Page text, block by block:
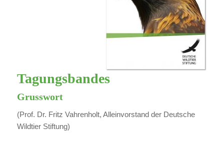
Tagungsbandes
Grusswort
(Prof. Dr. Fritz Vahrenholt, Alleinvorstand der Deutsche
Wildtier Stiftung)